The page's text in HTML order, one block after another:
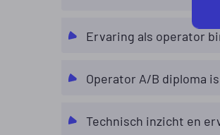
Ervaring als operator
Operator A/B diploma
Technisch inzicht en